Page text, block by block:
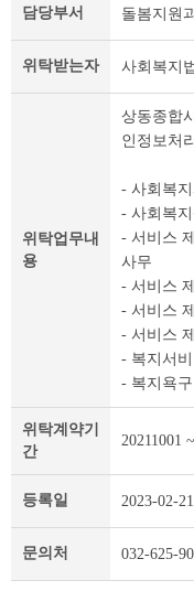
보
무
보
및
담당부서 돌봄지원
위탁받는자 사회복지
위탁업무내
용
상동종합
인정보처
- 사회복
- 사회복
- 서비스
사무
- 서비스
- 서비스
- 서비스
- 복지서
- 복지욕
위탁계약기
간
20211001
등록일 2023-02-21
문의처 032-625-